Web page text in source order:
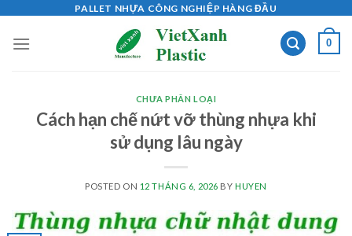
content
PALLET NHỰA CÔNG NGHIỆP HÀNG ĐẦU
0
CHƯA PHÂN LOẠI
Cách hạn chế nứt vỡ thùng nhựa khi
sử dụng lâu ngày
POSTED ON 12 THÁNG 6, 2026 BY HUYEN